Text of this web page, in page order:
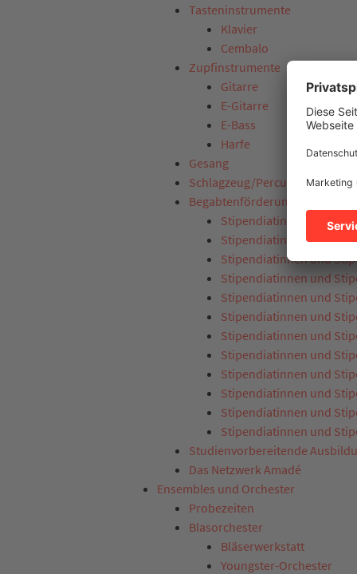
Tasteninstrumente
Klavier
Cembalo
Zupfinstrumente
Gitarre
E-Gitarre
E-Bass
Harfe
Gesang
Schlagzeug/Percussion
Begabtenförderung
Stipendiatinnen und
Stipendiatinnen und
Stipendiatinnen und
Stipendiatinnen und
Stipendiatinnen und
Stipendiatinnen und
Stipendiatinnen und
Stipendiatinnen und
Stipendiatinnen und
Stipendiatinnen und
Stipendiatinnen und
Stipendiatinnen und
Studienvorbereitende
Das Netzwerk Amadé
Ensembles und Orchester
Probezeiten
Blasorchester
Bläserwerkstatt
Youngster-Orchester